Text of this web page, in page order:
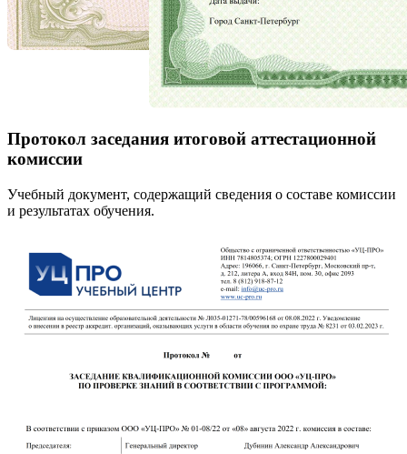
Протокол заседания итоговой аттестационной
комиссии
Учебный документ, содержащий сведения о составе комиссии
и результатах обучения.